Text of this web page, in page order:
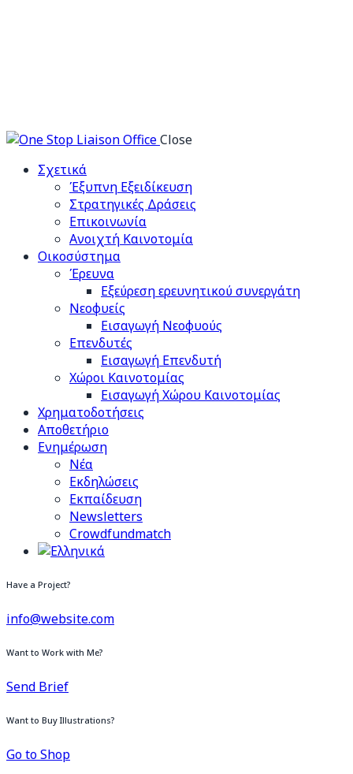
Close
Σχετικά
Έξυπνη Εξειδίκευση
Στρατηγικές Δράσεις
Επικοινωνία
Ανοιχτή Καινοτομία
Οικοσύστημα
Έρευνα
Εξεύρεση ερευνητικού συνεργάτη
Νεοφυείς
Εισαγωγή Νεοφυούς
Επενδυτές
Εισαγωγή Επενδυτή
Χώροι Καινοτομίας
Εισαγωγή Χώρου Καινοτομίας
Χρηματοδοτήσεις
Αποθετήριο
Ενημέρωση
Νέα
Εκδηλώσεις
Εκπαίδευση
Newsletters
Crowdfundmatch
Have a Project?
info@website.com
Want to Work with Me?
Send Brief
Want to Buy Illustrations?
Go to Shop